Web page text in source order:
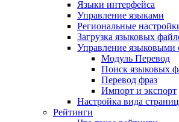
Языки интерфейса
Управление языками
Региональные
Загрузка языковых
Управление языковыми
Mодуль Перевод
Поиск языковых
Перевод фраз
Импорт и экспорт
Настройка вида
Рейтинги